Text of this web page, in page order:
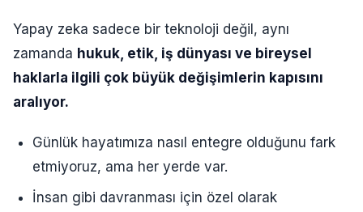
Yapay zeka sadece bir teknoloji değil, aynı
zamanda hukuk, etik, iş dünyası ve bireysel
haklarla ilgili çok büyük değişimlerin kapısını
aralıyor.
Günlük hayatımıza nasıl entegre olduğunu fark
etmiyoruz, ama her yerde var.
İnsan gibi davranması için özel olarak